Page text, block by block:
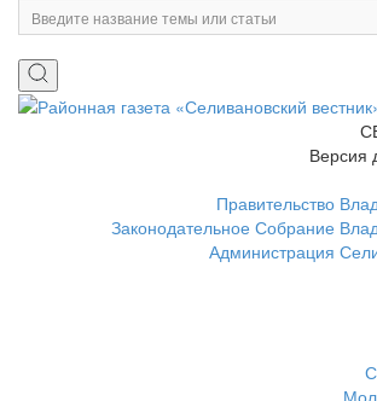
Версия
Правительство
Законодательное Собрание
Администрация